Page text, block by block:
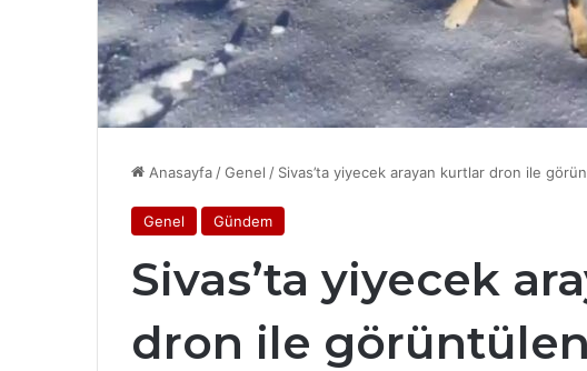
Anasayfa /Genel / Sivas’ta yiyecek arayan kurtlar dron ile
Genel Gündem
Sivas’ta yiyecek
dron ile